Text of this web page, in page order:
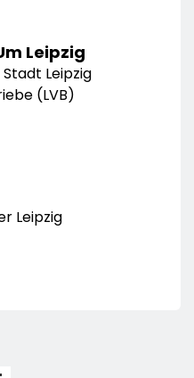
Leipzig
Leipzig
(LVB)
Leipzig